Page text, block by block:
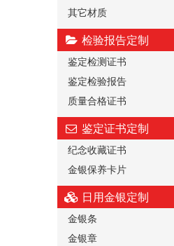
其它材质
检验报告定制
鉴定检测证书
鉴定检验报告
质量合格证书
鉴定证书定制
纪念收藏证书
金银保养卡片
日用金银定制
金银条
金银章